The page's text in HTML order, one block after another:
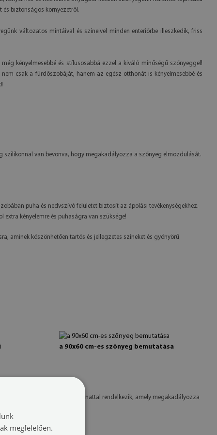
és biztonságos környezetről.
változatos mintáival és színeivel minden enteriőrbe illeszkedik, friss
kényelmesebbé és stílusosabbá ezzel a kiváló minőségű szőnyeggel!
nem csak a fürdőszobáját, hanem az egész otthonát is kényelmesebbé és
szilikonnal van bevonva, hogy megakadályozza a szőnyeg elmozdulását.
puha és nedvszívó felületet biztosít az ápolási tevékenységekhez.
kényelemre és puhaságra van szüksége!
aminek köszönhetően tartós és jellegzetes színeket és gyönyörű
a 90x60 cm-es szőnyeg bemutatása
Az alsó rész szilikonbevonattal rendelkezik, amely megakadályozza
megfelelően.